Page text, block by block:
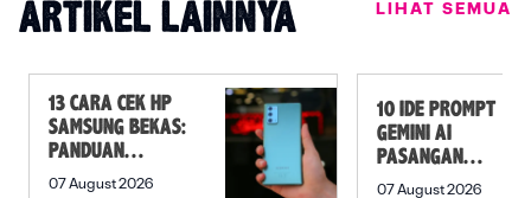
ARTIKEL LAINNYA LIHAT SEMUA
13 CARA CEK HP
SAMSUNG BEKAS:
PANDUAN
SEBELUM
07 August 2026
10 IDE PROMPT
GEMINI AI
PASANGAN
PREWEDDING
07 August 2026